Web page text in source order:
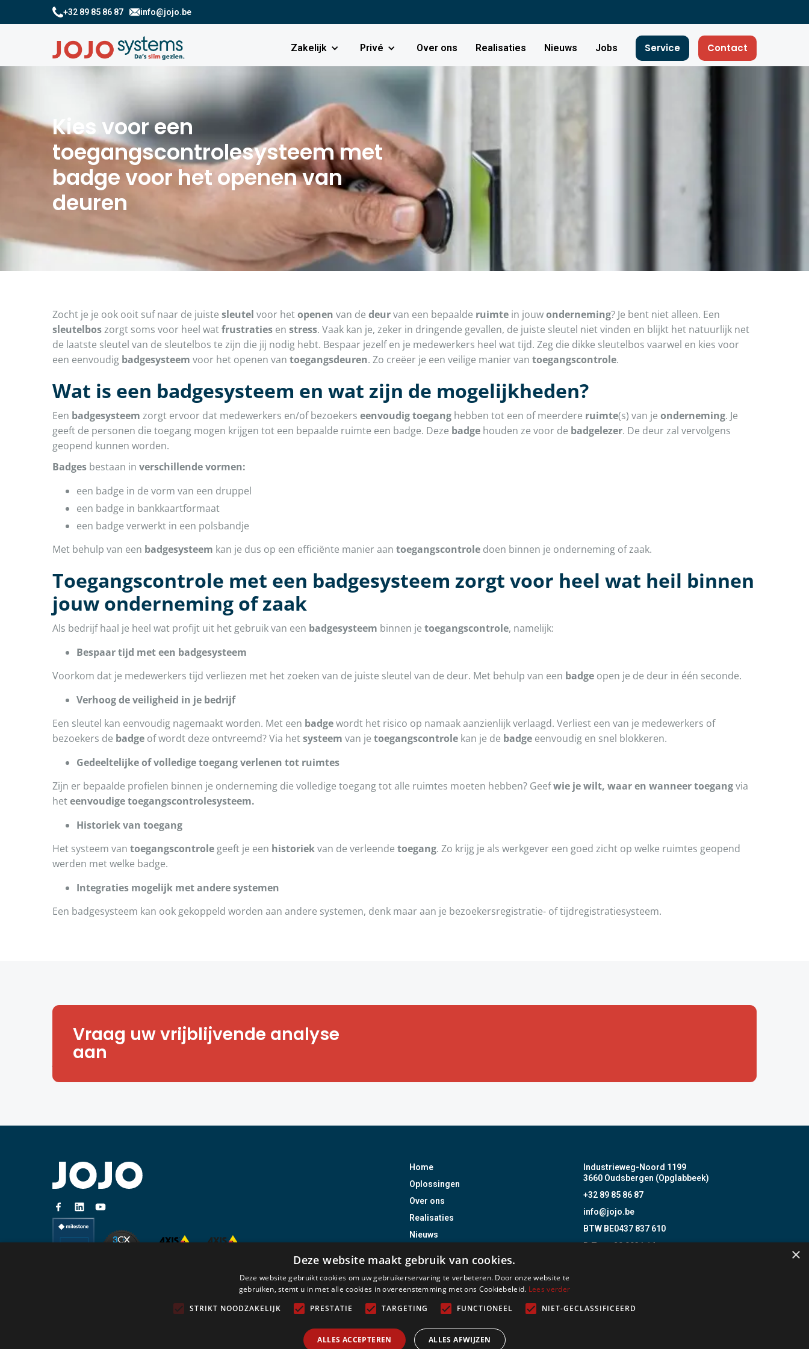
+32 89 85 86 87 info@jojo.be
Zakelijk Privé Over ons Realisaties Nieuws Jobs Service Contact
Kies voor een
toegangscontrolesysteem met
badge voor het openen van
deuren
Zocht je je ook ooit suf naar de juiste sleutel voor hetopenen van de deurvan een bepaalde ruimte in jouwonderneming? Je bent niet alleen. Een
sleutelboszorgt soms voor heel watfrustraties en stress. Vaak kan je, zeker in dringende gevallen, de juiste sleutel niet vinden en blijkt het natuurlijk net
de laatste sleutel van de sleutelbos te zijn die jij nodig hebt. Bespaar jezelf en je medewerkers heel wat tijd. Zeg die dikke sleutelbos vaarwel en kies voor
een eenvoudig badgesysteem voor het openen van toegangsdeuren. Zo creëer je een veilige manier van toegangscontrole.
Wat is een badgesysteem en wat zijn de mogelijkheden?
Een badgesysteem zorgt ervoor dat medewerkers en/of bezoekers eenvoudig toegang hebben tot een of meerdere ruimte(s) van je onderneming. Je
geeft de personen die toegang mogen krijgen tot een bepaalde ruimte een badge. Deze badge houden ze voor de badgelezer. De deur zal vervolgens
geopend kunnen worden.
Badges bestaan in verschillendevormen:
een badge in de vorm van een druppel
een badge in bankkaartformaat
een badge verwerkt in een polsbandje
Met behulp van een badgesysteem kan je dus op een efficiënte manier aan toegangscontrole doen binnen je onderneming of zaak.
Toegangscontrole met een badgesysteem zorgt voor heel wat heil binnen
jouw onderneming of zaak
Als bedrijf haal je heel wat profijt uit het gebruik van een badgesysteem binnen je toegangscontrole, namelijk:
Bespaar tijd met een badgesysteem
Voorkom dat je medewerkers tijd verliezen met het zoeken van de juiste sleutel van de deur. Met behulp van een badge open je de deur in één seconde.
Verhoog de veiligheid in je bedrijf
Een sleutel kan eenvoudig nagemaakt worden. Met een badgewordt het risico op namaak aanzienlijk verlaagd. Verliest een van je medewerkers of
bezoekers de badge of wordt deze ontvreemd? Via hetsysteem van je toegangscontrole kan je de badge eenvoudig en snel blokkeren.
Gedeeltelijke of volledige toegang verlenen tot ruimtes
Zijn er bepaalde profielen binnen je onderneming die volledige toegang tot alle ruimtes moeten hebben? Geefwie je wilt, waar en wanneer toegangvia
heteenvoudige toegangscontrolesysteem.
Historiek van toegang
Het systeem van toegangscontrole geeft je een historiekvan de verleende toegang. Zo krijg je als werkgever een goed zicht op welke ruimtes geopend
werden met welke badge.
Integraties mogelijk met andere systemen
Een badgesysteem kan ook gekoppeld worden aan andere systemen, denk maar aan je bezoekersregistratie- of tijdregistratiesysteem.
Interesse?
Toegangscontrole biedt dus heel wat voordelen voor ondernemingen. Wil
je meer weten over de mogelijkheden voor jouw organisatie? Onze
adviseurs vertellen je er graag meer over.
Vraag uw vrijblijvende analyse
aan
Home
Oplossingen
Over ons
Realisaties
Nieuws
Contact
Remote Support
Industrieweg-Noord 1199
3660 Oudsbergen (Opglabbeek)
+32 89 85 86 87
info@jojo.be
BTW BE0437 837 610
B.Z. nr. 20 0031 14
Vergund als onderneming voor installeren van alarm- en camerasystemen.
Incert certificaten uitgereikt door J. Bergoens nv blijven geldig.
×
Deze website maakt gebruik van cookies.
Deze website gebruikt cookies om uw gebruikerservaring te verbeteren. Door onze website te
gebruiken, stemt u in met alle cookies in overeenstemming met ons Cookiebeleid. Lees verder
STRIKT NOODZAKELIJK
PRESTATIE TARGETING FUNCTIONEEL NIET-GECLASSIFICEERD
ALLES ACCEPTEREN ALLES AFWIJZEN